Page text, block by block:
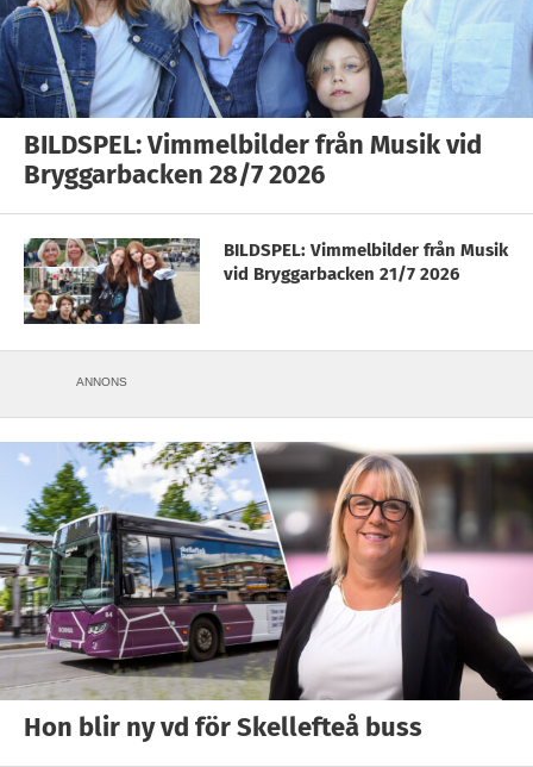
BILDSPEL: Vimmelbilder från Musik vid
Bryggarbacken 28/7 2026
BILDSPEL: Vimmelbilder från Musik
vid Bryggarbacken 21/7 2026
ANNONS
Hon blir ny vd för Skellefteå buss